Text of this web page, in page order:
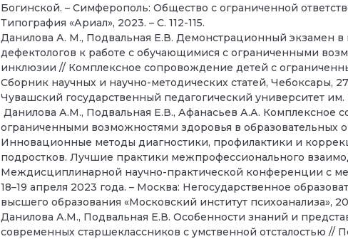
Богинской. – Симферополь: Общество с ограниченной
Типография «Ариал», 2023. – С. 112-115.
Данилова А. М., Подвальная Е.В. Демонстрационный экзамен в
дефектологов к работе с обучающимися с ограниченными
инклюзии // Комплексное сопровождение детей с
Сборник научных и научно-методических статей, Чебоксары,
Чувашский государственный педагогический университет им.
Данилова А.М., Подвальная Е.В., Афанасьев А.А. Комплексное
ограниченными возможностями здоровья в образовательных
Инновационные методы диагностики, профилактики и
подростков. Лучшие практики межпрофессионального
Междисциплинарной научно-практической конференции с
18–19 апреля 2023 года. – Москва: Негосударственное
высшего образования «Московский институт психоанализа»,
Данилова А.М., Подвальная Е.В. Особенности знаний и
современных старшеклассников с умственной отсталостью //